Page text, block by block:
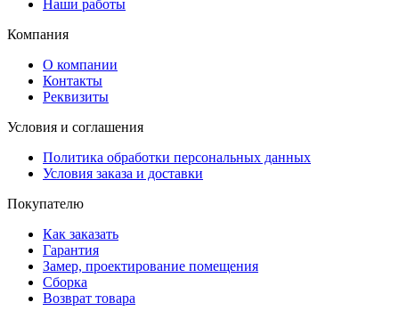
Наши работы
Компания
О компании
Контакты
Реквизиты
Условия и соглашения
Политика обработки персональных данных
Условия заказа и доставки
Покупателю
Как заказать
Гарантия
Замер, проектирование помещения
Сборка
Возврат товара